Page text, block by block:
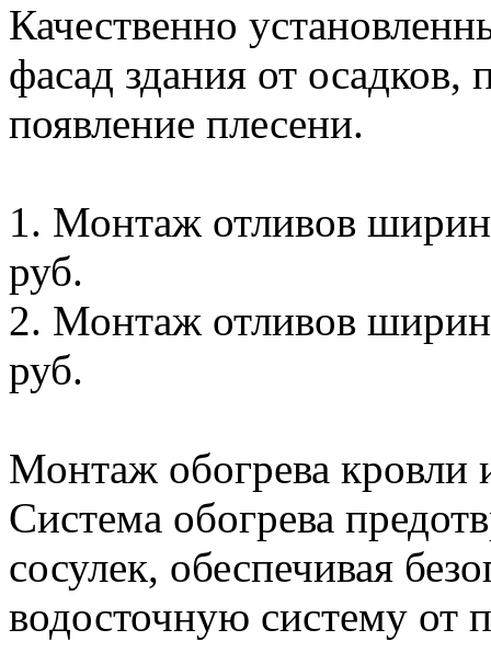
Качественно
фасад здания от
появление плесени.
1. Монтаж отливов
руб.
2. Монтаж отливов
руб.
Монтаж обогрева кровли
Система обогрева
сосулек, обеспечивая
водосточную систему от